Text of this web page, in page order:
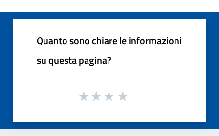
Quanto sono chiare le informazioni
su questa pagina?